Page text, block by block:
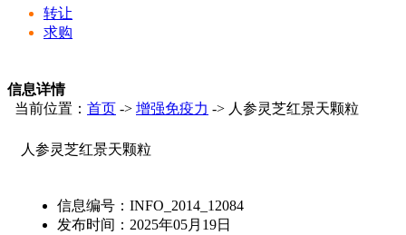
转让
求购
信息详情
当前位置： 首页 -> 增强免疫力 -> 人参灵芝红景天颗粒
人参灵芝红景天颗粒
信息编号： INFO_2014_12084
发布时间： 2025年05月19日